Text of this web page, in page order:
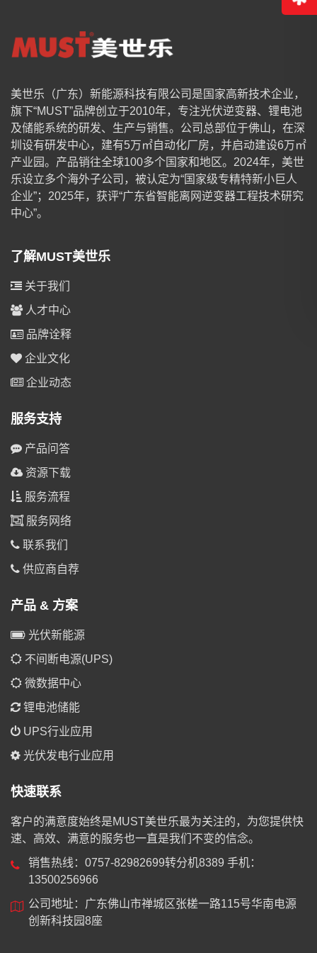
美世乐（广东）新能源科技有限公司是国家高新技术企业，
旗下“MUST”品牌创立于2010年，专注光伏逆变器、锂电池
及储能系统的研发、生产与销售。公司总部位于佛山，在深
圳设有研发中心，建有5万㎡自动化厂房，并启动建设6万㎡
产业园。产品销往全球100多个国家和地区。2024年，美世
乐设立多个海外子公司，被认定为“国家级专精特新小巨人
企业”；2025年，获评“广东省智能离网逆变器工程技术研究
中心”。
了解MUST美世乐
关于我们
人才中心
品牌诠释
企业文化
企业动态
服务支持
产品问答
资源下载
服务流程
服务网络
联系我们
供应商自荐
产品 & 方案
光伏新能源
不间断电源(UPS)
微数据中心
锂电池储能
UPS行业应用
光伏发电行业应用
快速联系
客户的满意度始终是MUST美世乐最为关注的，为您提供快
速、高效、满意的服务也一直是我们不变的信念。
销售热线：0757-82982699转分机8389 手机：
13500256966
公司地址：广东佛山市禅城区张槎一路115号华南电源
创新科技园8座